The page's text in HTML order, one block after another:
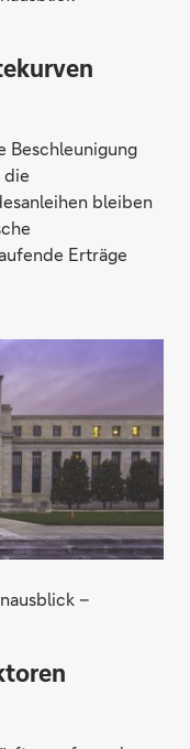
Beschleunigung
die
bleiben
Erträge
–